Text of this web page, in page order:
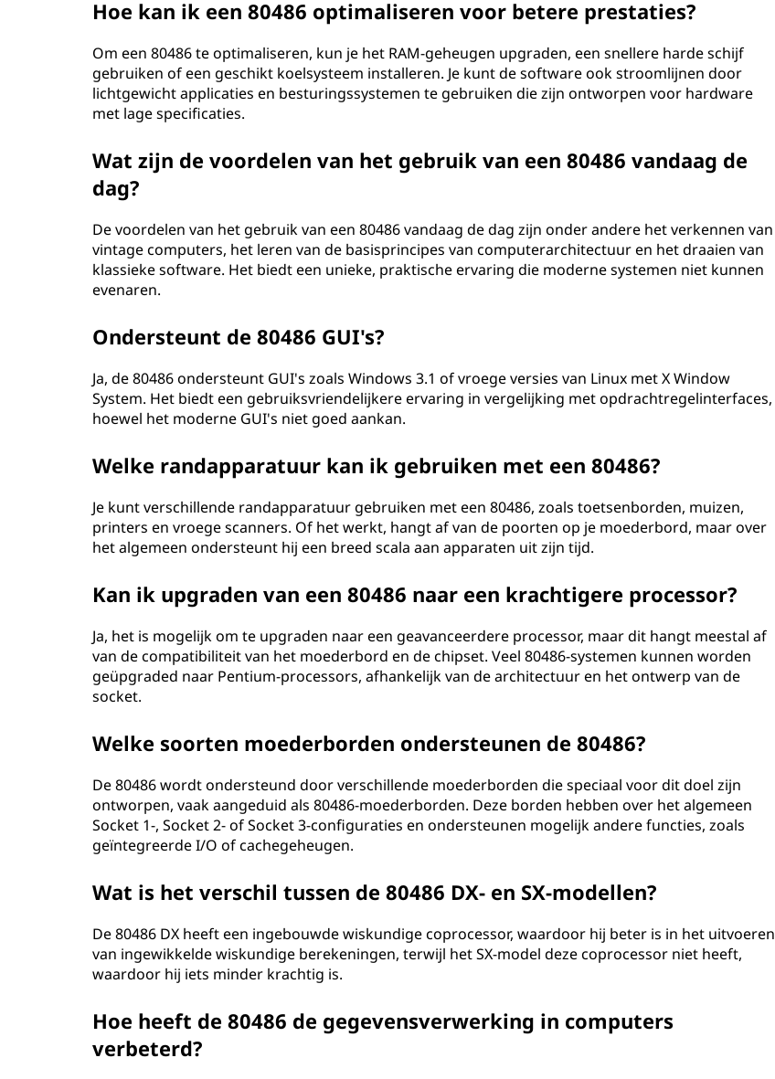
Hoe kan ik een 80486 optimaliseren voor betere prestaties?
Om een 80486 te optimaliseren, kun je het RAM-geheugen upgraden, een snellere harde schijf
gebruiken of een geschikt koelsysteem installeren. Je kunt de software ook stroomlijnen door
lichtgewicht applicaties en besturingssystemen te gebruiken die zijn ontworpen voor hardware
met lage specificaties.
Wat zijn de voordelen van het gebruik van een 80486 vandaag de
dag?
De voordelen van het gebruik van een 80486 vandaag de dag zijn onder andere het verkennen van
vintage computers, het leren van de basisprincipes van computerarchitectuur en het draaien van
klassieke software. Het biedt een unieke, praktische ervaring die moderne systemen niet kunnen
evenaren.
Ondersteunt de 80486 GUI's?
Ja, de 80486 ondersteunt GUI's zoals Windows 3.1 of vroege versies van Linux met X Window
System. Het biedt een gebruiksvriendelijkere ervaring in vergelijking met opdrachtregelinterfaces,
hoewel het moderne GUI's niet goed aankan.
Welke randapparatuur kan ik gebruiken met een 80486?
Je kunt verschillende randapparatuur gebruiken met een 80486, zoals toetsenborden, muizen,
printers en vroege scanners. Of het werkt, hangt af van de poorten op je moederbord, maar over
het algemeen ondersteunt hij een breed scala aan apparaten uit zijn tijd.
Kan ik upgraden van een 80486 naar een krachtigere processor?
Ja, het is mogelijk om te upgraden naar een geavanceerdere processor, maar dit hangt meestal af
van de compatibiliteit van het moederbord en de chipset. Veel 80486-systemen kunnen worden
geüpgraded naar Pentium-processors, afhankelijk van de architectuur en het ontwerp van de
socket.
Welke soorten moederborden ondersteunen de 80486?
De 80486 wordt ondersteund door verschillende moederborden die speciaal voor dit doel zijn
ontworpen, vaak aangeduid als 80486-moederborden. Deze borden hebben over het algemeen
Socket 1-, Socket 2- of Socket 3-configuraties en ondersteunen mogelijk andere functies, zoals
geïntegreerde I/O of cachegeheugen.
Wat is het verschil tussen de 80486 DX- en SX-modellen?
De 80486 DX heeft een ingebouwde wiskundige coprocessor, waardoor hij beter is in het uitvoeren
van ingewikkelde wiskundige berekeningen, terwijl het SX-model deze coprocessor niet heeft,
waardoor hij iets minder krachtig is.
Hoe heeft de 80486 de gegevensverwerking in computers
verbeterd?